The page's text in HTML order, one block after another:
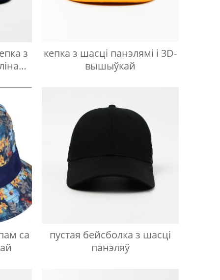
з
кепка з шасці панэлямі і 3D-
вышыўкай
са
пустая бейсболка з шасці
панэляў